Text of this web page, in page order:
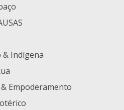
Indígena
Empoderamento